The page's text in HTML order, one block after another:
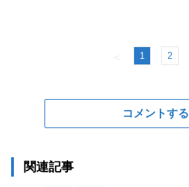
＜ 1 2
コメントする
関連記事